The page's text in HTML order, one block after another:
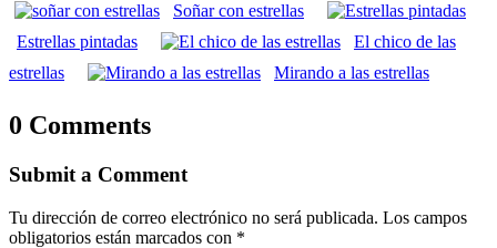
Soñar con estrellas
Estrellas pintadas
El chico de las
estrellas
Mirando a las estrellas
0 Comments
Submit a Comment
Tu dirección de correo electrónico no será publicada. Los campos
obligatorios están marcados con *